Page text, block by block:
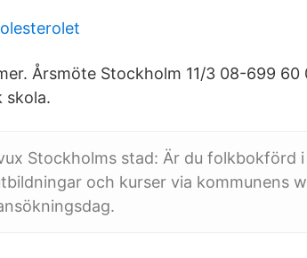
Årsmöte Stockholm 11/3 08-699
skola.
Stockholms stad: Är du folkbokförd
och kurser via kommunens